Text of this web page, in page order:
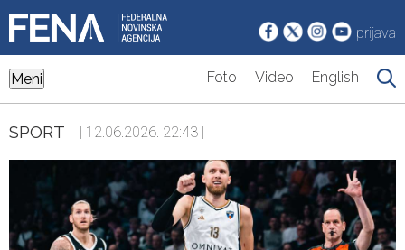
prijava
Meni Foto Video English
SPORT | 12.06.2026. 22:43 |